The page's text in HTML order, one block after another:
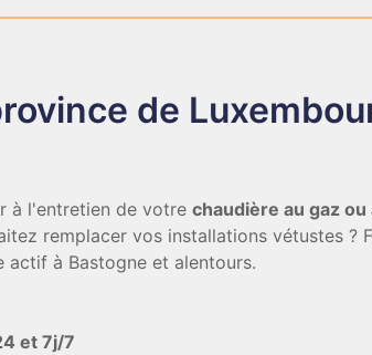
de
à l'entretien de votrechaudière au gaz
remplacer vos installations vétustes ?
actif à Bastogne et alentours.
et 7j/7